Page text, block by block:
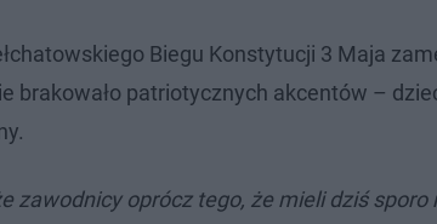
Biegu Konstytucji 3 Maja
brakowało patriotycznych akcentów –
zawodnicy oprócz tego, że mieli dziś